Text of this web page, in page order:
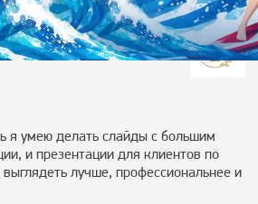
я умею делать слайды с большим
и презентации для клиентов по
лучше, профессиональнее и